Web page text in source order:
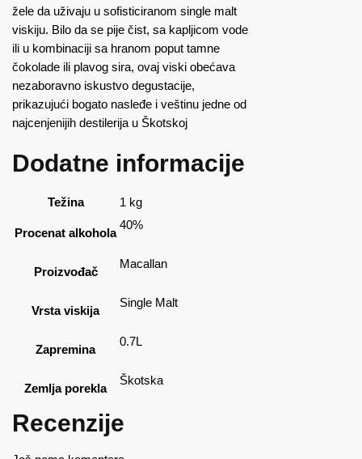
žele da uživaju u sofisticiranom single malt
viskiju. Bilo da se pije čist, sa kapljicom vode
ili u kombinaciji sa hranom poput tamne
čokolade ili plavog sira, ovaj viski obećava
nezaboravno iskustvo degustacije,
prikazujući bogato nasleđe i veštinu jedne od
najcenjenijih destilerija u Škotskoj
Dodatne informacije
Težina 1 kg
Procenat alkohola
40%
Proizvođač
Macallan
Vrsta viskija
Single Malt
Zapremina
0.7L
Zemlja porekla
Škotska
Recenzije